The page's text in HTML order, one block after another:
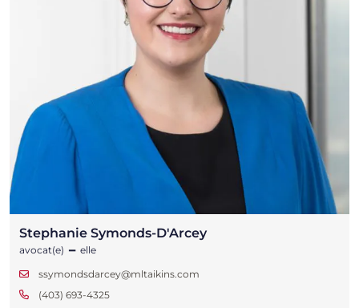
Stephanie Symonds-D'Arcey
avocat(e) - elle
ssymondsdarcey@mltaikins.com
(403) 693-4325